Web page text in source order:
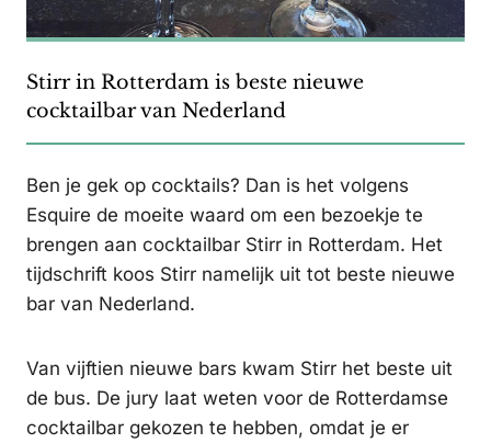
Stirr in Rotterdam is beste nieuwe
cocktailbar van Nederland
Ben je gek op cocktails? Dan is het volgens
Esquire de moeite waard om een bezoekje te
brengen aan cocktailbar Stirr in Rotterdam. Het
tijdschrift koos Stirr namelijk uit tot beste nieuwe
bar van Nederland.
Van vijftien nieuwe bars kwam Stirr het beste uit
de bus. De jury laat weten voor de Rotterdamse
cocktailbar gekozen te hebben, omdat je er